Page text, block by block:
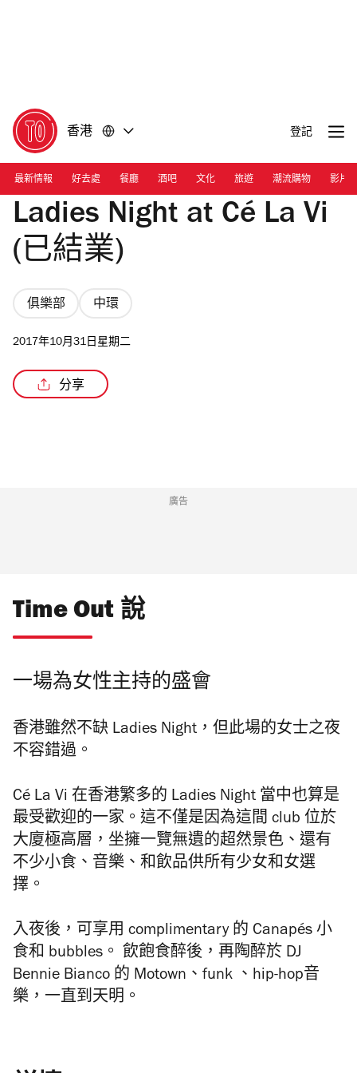
香港 登記
最新情報 好去處 餐廳 酒吧 文化 旅遊 潮流購物 影片
Ladies Night at Cé La Vi
(已結業)
俱樂部 中環
2017年10月31日星期二
分享
廣告
Time Out 說
一場為女性主持的盛會
香港雖然不缺 Ladies Night ，但此場的女士之夜
不容錯過。
Cé La Vi 在香港繁多的 Ladies Night 當中也算是
最受歡迎的一家。這不僅是因為這間 club 位於
大廈極高層，坐擁一覽無遺的超然景色、還有
不少小食、音樂、和飲品供所有少女和女選
擇。
入夜後，可享用 complimentary 的 Canapés 小
食和 bubbles 。 飲飽食醉後，再陶醉於 DJ
Bennie Bianco 的 Motown 、 funk 、 hip-hop音
樂，一直到天明。